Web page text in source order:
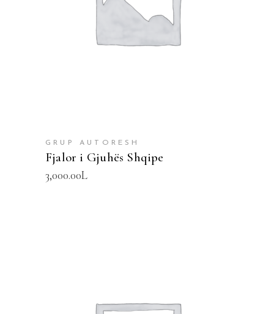
SHTOJE NË SHPORTË
GRUP AUTORESH
Fjalor i Gjuhës Shqipe
3,000.00L